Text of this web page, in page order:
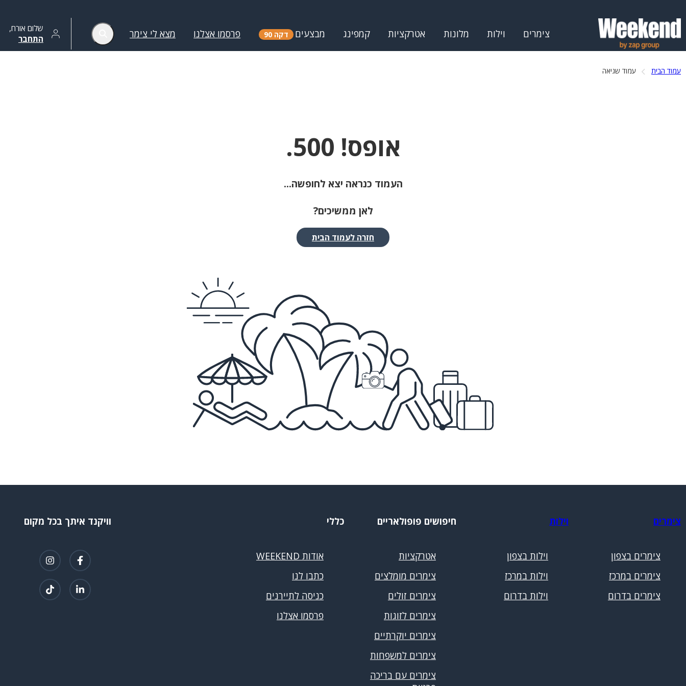
צימרים וילות מלונות אטרקציות קמפינג מבצעים דקה 90 פרסמו אצלנו מצא לי צימר שלום אורח,
התחבר
עמוד הבית עמוד שגיאה
אופס! 500.
העמוד כנראה יצא לחופשה...
לאן ממשיכים?
חזרה לעמוד הבית
צימרים
צימרים בצפון
צימרים במרכז
צימרים בדרום
וילות
וילות בצפון
וילות במרכז
וילות בדרום
חיפושים פופולאריים
אטרקציות
צימרים מומלצים
צימרים זולים
צימרים לזוגות
צימרים יוקרתיים
צימרים למשפחות
צימרים עם בריכה
כללי
אודות WEEKEND
כתבו לנו
כניסה לתיירנים
פרסמו אצלנו
וויקנד איתך בכל מקום